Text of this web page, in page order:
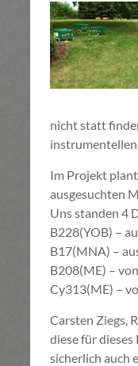
nicht statt
instrumentellen
Im Projekt
ausgesuchten
Uns standen 4
B228(YOB) –
B17(MNA) –
B208(ME) –
Cy313(ME) –
Carsten Ziegs,
diese für
sicherlich auch